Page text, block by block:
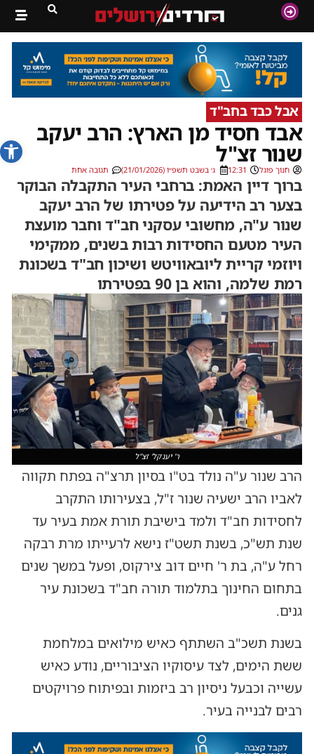
פתח
אבל כבד בחב"ד
אבד חסיד מן הארץ: הרב יעקב
שנור זצ"ל
חנוך פוגל 12:31 ג׳ בשבט תשפ״ו (21/01/2026) תגובה אחת
ברוך דיין האמת: ברחבי העיר התקבלה הבוקר
בצער רב הידיעה על פטירתו של הרב יעקב
שנור ע"ה, מחשובי עסקני חב"ד וחבר מועצת
העיר מטעם החסידות רבות בשנים, ממקימי
ויוזמי קריית ליובאוויטש ושיכון חב"ד בשכונת
רמת שלמה, והוא בן 90 בפטירתו
ר' יענקל' זצ"ל
הרב שנור ע"ה נולד בט"ו בסיון תרצ"ה בפתח תקווה
לאביו הרב ישעיה שנור ז"ל, בצעירותו התקרב
לחסידות חב"ד ולמד בישיבת תורת אמת בעיר עד
שנת תש"כ, בשנת תשט"ז נישא לרעייתו מרת רבקה
רחל ע"ה, בת ר' חיים דוב צירקוס, ופעל במשך שנים
בתחום החינוך בתלמוד תורה חב"ד בשכונת עיר
גנים.
בשנת תשכ"ב השתתף כאיש מילואים במלחמת
ששת הימים, לצד עיסוקיו הציבוריים, נודע כאיש
עשייה וכבעל ניסיון רב ביזמות ובפיתוח פרויקטים
רבים לבנייה בעיר.